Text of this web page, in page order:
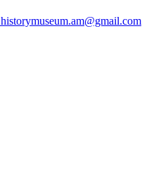
historymuseum.am@gmail.com